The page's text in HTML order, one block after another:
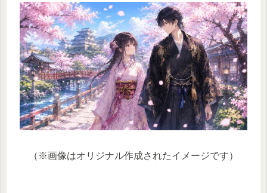
（※画像はオリジナル作成されたイメージです）